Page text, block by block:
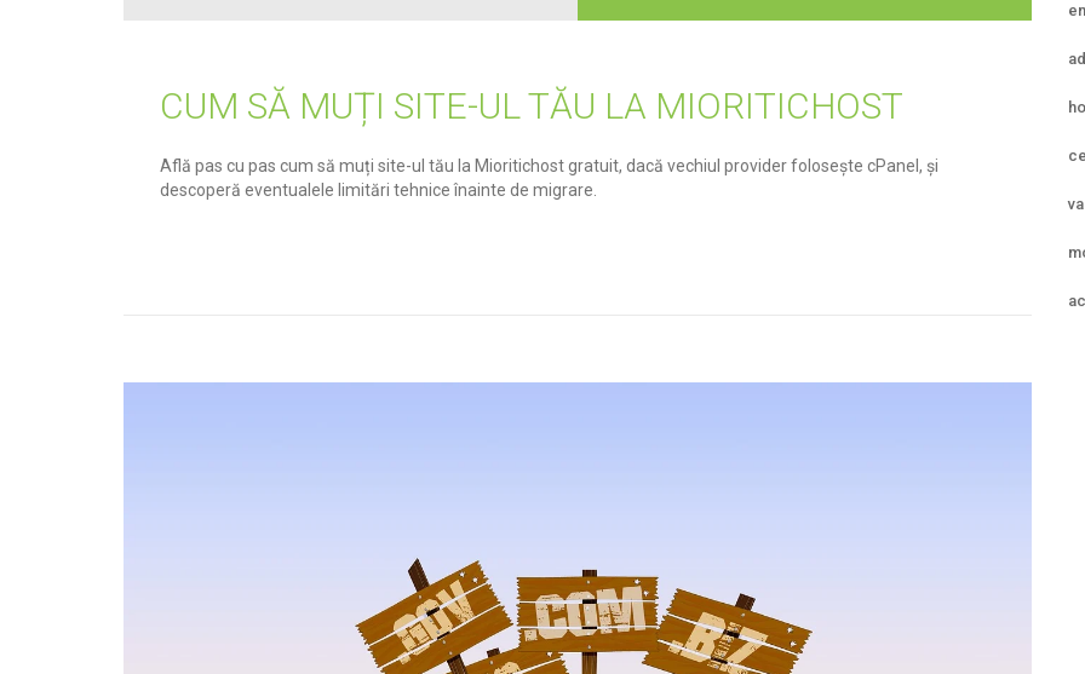
CUM SĂ MUȚI SITE-UL TĂU LA MIORITICHOST
Află pas cu pas cum să muți site-ul tău la Mioritichost gratuit, dacă vechiul provider folosește cPanel, și
descoperă eventualele limitări tehnice înainte de migrare.